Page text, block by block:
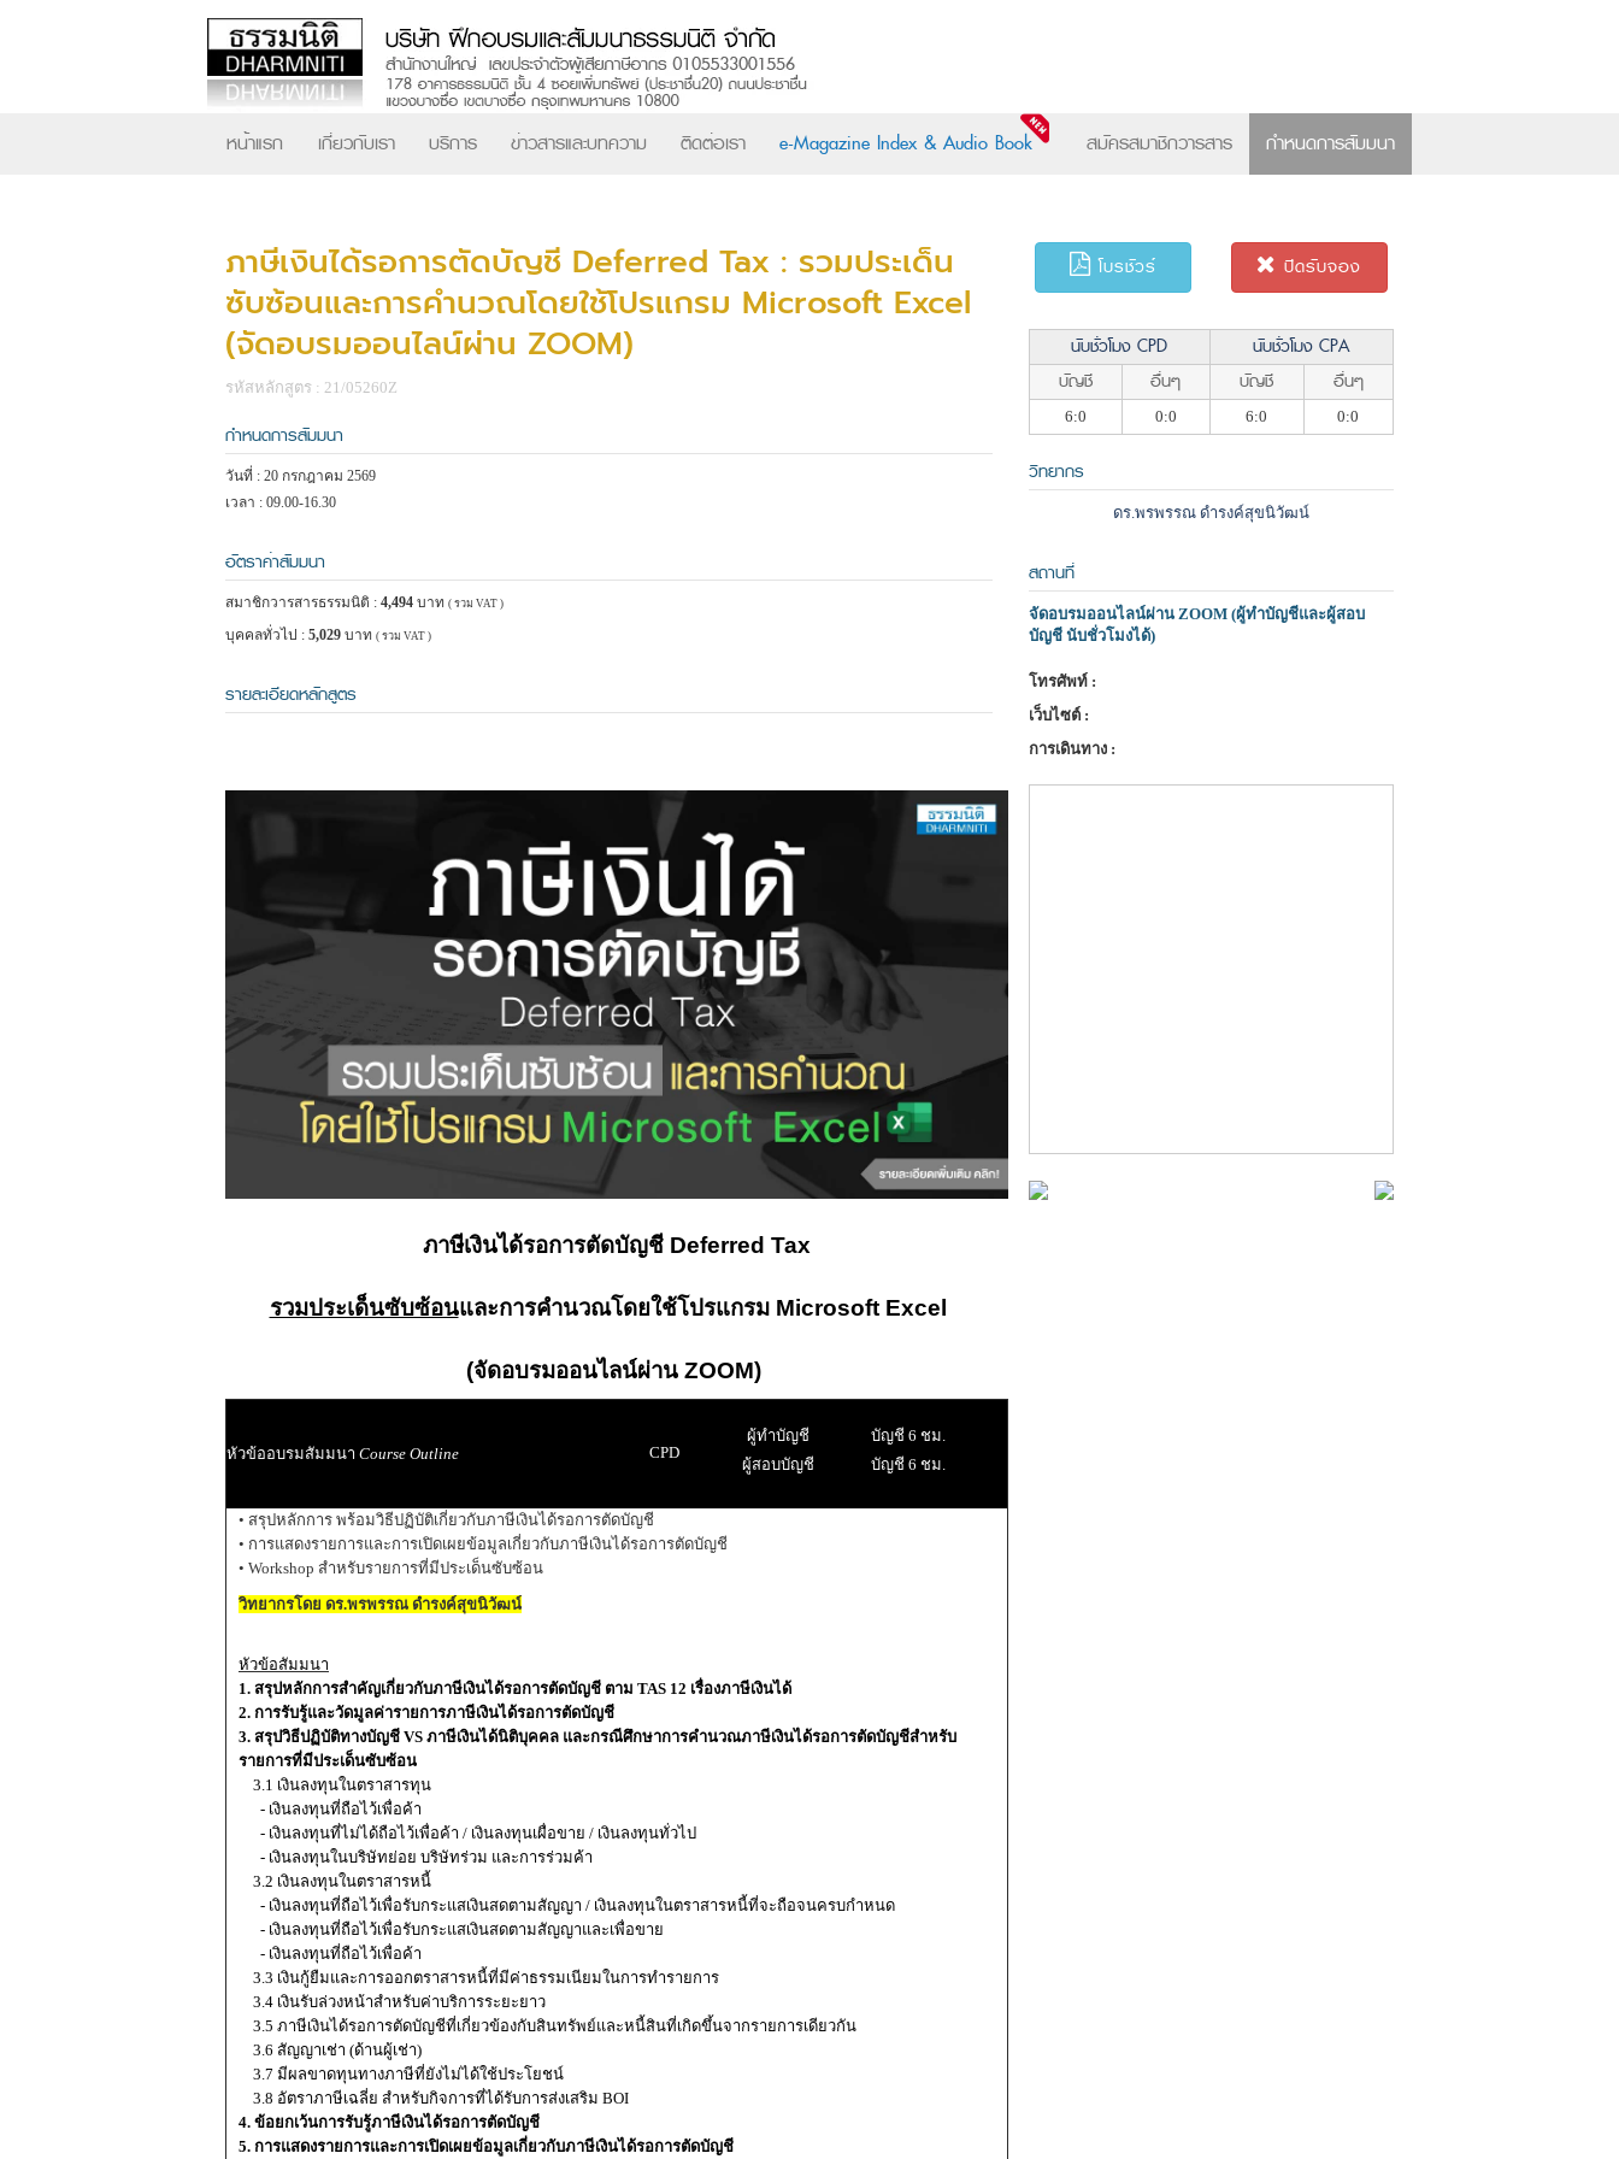
หน้าแรก เกี่ยวกับเรา บริการ ข่าวสารและบทความ ติดต่อเรา e-Magazine Index & Audio Book สมัครสมาชิกวารสาร กำหนดการสัมมนา
ภาษีเงินได้รอการตัดบัญชี Deferred Tax : รวมประเด็น
ซับซ้อนและการคำนวณโดยใช้โปรแกรม Microsoft Excel
(จัดอบรมออนไลน์ผ่าน ZOOM)
รหัสหลักสูตร : 21/05260Z
กำหนดการสัมมนา
วันที่ : 20 กรกฎาคม 2569
เวลา : 09.00-16.30
อัตราค่าสัมมนา
สมาชิกวารสารธรรมนิติ : 4,494 บาท ( รวม VAT )
บุคคลทั่วไป : 5,029 บาท ( รวม VAT )
รายละเอียดหลักสูตร
ภาษีเงินได้รอการตัดบัญชี Deferred Tax
รวมประเด็นซับซ้อนและการคำนวณโดยใช้โปรแกรม Microsoft Excel
(จัดอบรมออนไลน์ผ่าน ZOOM)
หัวข้ออบรมสัมมนา Course Outline CPD
ผู้ทำบัญชี
บัญชี 6 ชม.
ผู้สอบบัญชี
บัญชี 6 ชม.
• สรุปหลักการ พร้อมวิธีปฏิบัติเกี่ยวกับภาษีเงินได้รอการตัดบัญชี
• การแสดงรายการและการเปิดเผยข้อมูลเกี่ยวกับภาษีเงินได้รอการตัดบัญชี
• Workshop สำหรับรายการที่มีประเด็นซับซ้อน
วิทยากรโดย ดร.พรพรรณ ดำรงค์สุขนิวัฒน์
หัวข้อสัมมนา
1. สรุปหลักการสำคัญเกี่ยวกับภาษีเงินได้รอการตัดบัญชี ตาม TAS 12 เรื่องภาษีเงินได้
2. การรับรู้และวัดมูลค่ารายการภาษีเงินได้รอการตัดบัญชี
3. สรุปวิธีปฏิบัติทางบัญชี VS ภาษีเงินได้นิติบุคคล และกรณีศึกษาการคำนวณภาษีเงินได้รอการตัดบัญชีสำหรับ
รายการที่มีประเด็นซับซ้อน
3.1 เงินลงทุนในตราสารทุน
- เงินลงทุนที่ถือไว้เพื่อค้า
- เงินลงทุนที่ไม่ได้ถือไว้เพื่อค้า / เงินลงทุนเผื่อขาย / เงินลงทุนทั่วไป
- เงินลงทุนในบริษัทย่อย บริษัทร่วม และการร่วมค้า
3.2 เงินลงทุนในตราสารหนี้
- เงินลงทุนที่ถือไว้เพื่อรับกระแสเงินสดตามสัญญา / เงินลงทุนในตราสารหนี้ที่จะถือจนครบกำหนด
- เงินลงทุนที่ถือไว้เพื่อรับกระแสเงินสดตามสัญญาและเพื่อขาย
- เงินลงทุนที่ถือไว้เพื่อค้า
3.3 เงินกู้ยืมและการออกตราสารหนี้ที่มีค่าธรรมเนียมในการทำรายการ
3.4 เงินรับล่วงหน้าสำหรับค่าบริการระยะยาว
3.5 ภาษีเงินได้รอการตัดบัญชีที่เกี่ยวข้องกับสินทรัพย์และหนี้สินที่เกิดขึ้นจากรายการเดียวกัน
3.6 สัญญาเช่า (ด้านผู้เช่า)
3.7 มีผลขาดทุนทางภาษีที่ยังไม่ได้ใช้ประโยชน์
3.8 อัตราภาษีเฉลี่ย สำหรับกิจการที่ได้รับการส่งเสริม BOI
4. ข้อยกเว้นการรับรู้ภาษีเงินได้รอการตัดบัญชี
5. การแสดงรายการและการเปิดเผยข้อมูลเกี่ยวกับภาษีเงินได้รอการตัดบัญชี
โบรชัวร์ ปิดรับจอง
นับชั่วโมง CPD
นับชั่วโมง CPA
บัญชี
อื่นๆ บัญชี อื่นๆ
6:0 0:0 6:0 0:0
วิทยากร
ดร.พรพรรณ ดำรงค์สุขนิวัฒน์
สถานที่
จัดอบรมออนไลน์ผ่าน ZOOM (ผู้ทำบัญชีและผู้สอบ
บัญชี นับชั่วโมงได้)
โทรศัพท์ :
เว็บไซต์ :
การเดินทาง :